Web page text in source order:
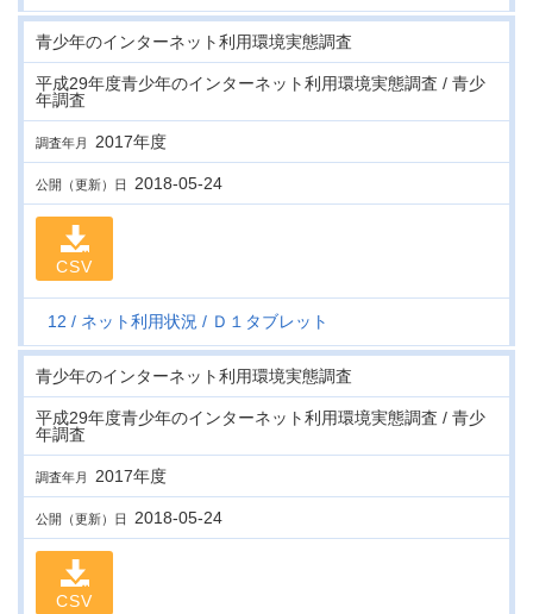
青少年のインターネット利用環境実態調査
平成29年度青少年のインターネット利用環境実態調査 / 青少
年調査
調査年月 2017年度
公開（更新）日 2018-05-24
CSV
12 ネット利用状況 Ｄ１タブレット
青少年のインターネット利用環境実態調査
平成29年度青少年のインターネット利用環境実態調査 / 青少
年調査
調査年月 2017年度
公開（更新）日 2018-05-24
CSV